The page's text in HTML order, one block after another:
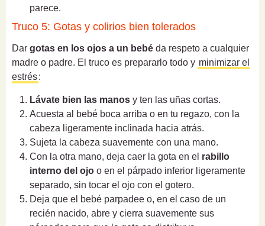
parece.
Truco 5: Gotas y colirios bien tolerados
Dar gotas en los ojos a un bebé da respeto a cualquier
madre o padre. El truco es prepararlo todo y minimizar el
estrés:
Lávate bien las manos y ten las uñas cortas.
Acuesta al bebé boca arriba o en tu regazo, con la
cabeza ligeramente inclinada hacia atrás.
Sujeta la cabeza suavemente con una mano.
Con la otra mano, deja caer la gota en el rabillo
interno del ojo o en el párpado inferior ligeramente
separado, sin tocar el ojo con el gotero.
Deja que el bebé parpadee o, en el caso de un
recién nacido, abre y cierra suavemente sus